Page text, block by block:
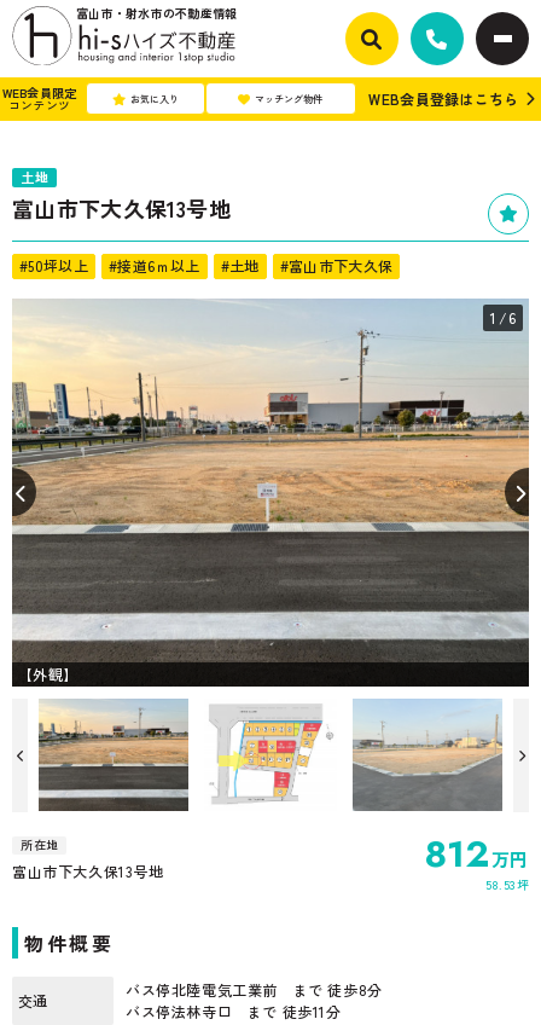
富山市・射水市の不動産情報
WEB会員限定
コンテンツ お気に入り マッチング物件 WEB会員登録はこちら
土地
富山市下大久保13号地
#50坪以上 #接道6ｍ以上 #土地 #富山市下大久保
1 /6
【外観】
13号地
所在地
富山市下大久保13号地 812万円
58.53坪
物件概要
交通
バス停北陸電気工業前 まで 徒歩8分
バス停法林寺口 まで 徒歩11分